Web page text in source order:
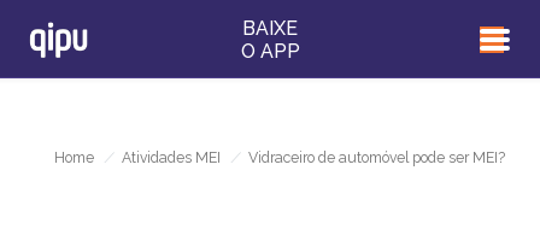
Home / Atividades MEI / Vidraceiro de automóvel pode ser MEI?
BAIXE
O APP